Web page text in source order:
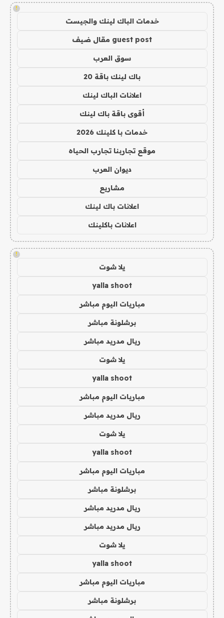
!
خدمات الباك لينك والجيست
guest post مقال ضيف
سوق العرب
باك لينك باقة 20
اعلانات الباك لينك
أقوى باقة باك لينك
خدمات با كلينك 2026
موقع تجاربنا تجارب الحياه
ديوان العرب
مشاريع
اعلانات باك لينك
اعلانات باكلينك
!
يلا شوت
yalla shoot
مباريات اليوم مباشر
برشلونة مباشر
ريال مدريد مباشر
يلا شوت
yalla shoot
مباريات اليوم مباشر
ريال مدريد مباشر
يلا شوت
yalla shoot
مباريات اليوم مباشر
برشلونة مباشر
ريال مدريد مباشر
ريال مدريد مباشر
يلا شوت
yalla shoot
مباريات اليوم مباشر
برشلونة مباشر